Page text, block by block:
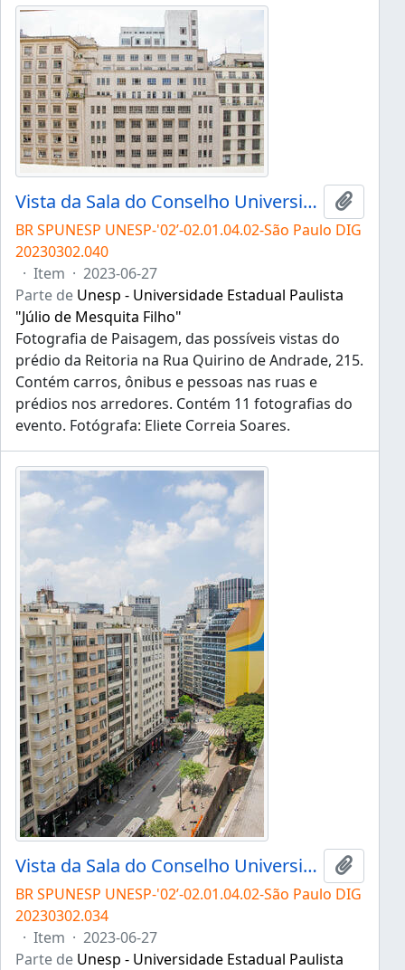
Vista da Sala do Conselho Universitário
BR SPUNESP UNESP-'02’-02.01.04.02-São Paulo DIG
20230302.040
· Item · 2023-06-27
Parte de Unesp - Universidade Estadual Paulista
"Júlio de Mesquita Filho"
Fotografia de Paisagem, das possíveis vistas do
prédio da Reitoria na Rua Quirino de Andrade, 215.
Contém carros, ônibus e pessoas nas ruas e
prédios nos arredores. Contém 11 fotografias do
evento. Fotógrafa: Eliete Correia Soares.
Vista da Sala do Conselho Universitário
BR SPUNESP UNESP-'02’-02.01.04.02-São Paulo DIG
20230302.034
· Item · 2023-06-27
Parte de Unesp - Universidade Estadual Paulista